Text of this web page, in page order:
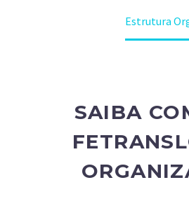
Estrutura
SAIBA